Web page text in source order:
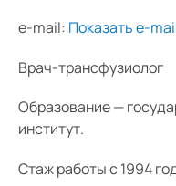
e-mail: Показать e-
Врач-трансфузиолог
Образование —
институт.
Стаж работы с 1994